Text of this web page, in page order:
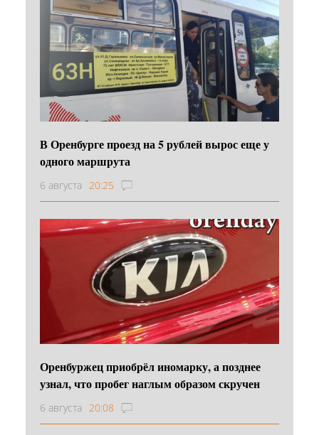
В Оренбурге проезд на 5 рублей вырос еще у
одного маршрута
6 августа 20:25
Оренбуржец приобрёл иномарку, а позднее
узнал, что пробег наглым образом скручен
6 августа 20:08